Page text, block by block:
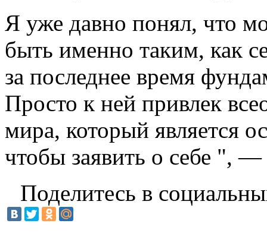
Я уже давно понял, что
быть именно таким, как
за последнее время
Просто к ней привлек
мира, который является
чтобы заявить о себе ", —
Поделитесь в